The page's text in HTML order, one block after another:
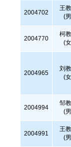
2004702
王
(
2004770
柯
(
2004965
刘
(
2004994
邹
(
2004991
王
(